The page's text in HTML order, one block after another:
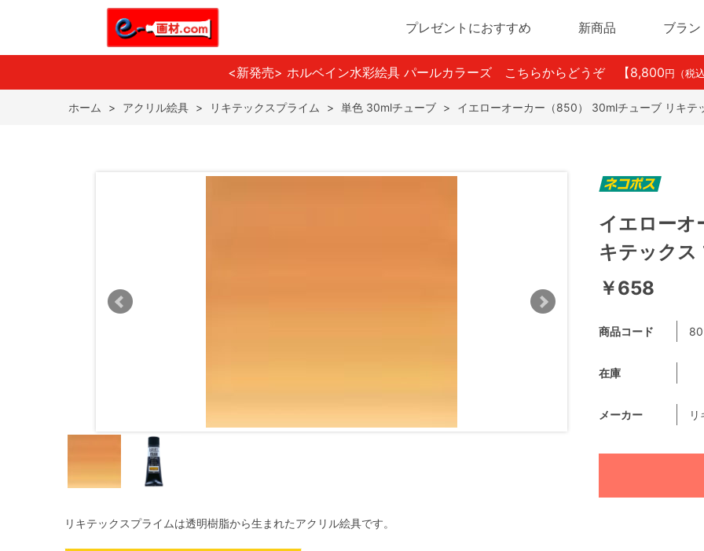
プレゼントにおすすめ 新商品 ブラン
<新発売> ホルベイン水彩絵具 パールカラーズ こちらからどうぞ 【8,800 円（税
ホーム > アクリル絵具 > リキテックスプライム > 単色 30mlチューブ > イエローオーカー（850） 30mlチューブ リキテ
リキテックスプライムは透明樹脂から生まれたアクリル絵具です。
イエロー
キテックス
￥658
商品コード
在庫
メーカー